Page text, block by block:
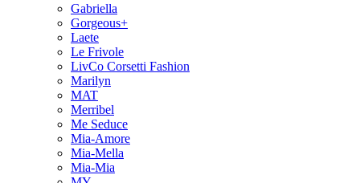
Gabriella
Gorgeous+
Laete
Le Frivole
LivCo Corsetti Fashion
Marilyn
MAT
Merribel
Me Seduce
Mia-Amore
Mia-Mella
Mia-Mia